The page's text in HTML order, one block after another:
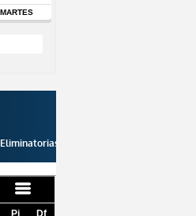
Eliminatorias 2026